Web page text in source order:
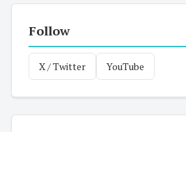
Follow
X / Twitter YouTube